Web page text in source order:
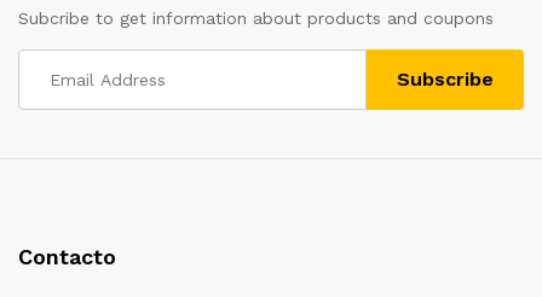
Subcribe to get information about products and coupons
Contacto